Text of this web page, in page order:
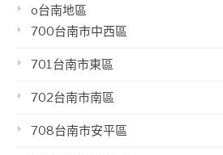
o台南地區
700台南市中西區
701台南市東區
702台南市南區
708台南市安平區